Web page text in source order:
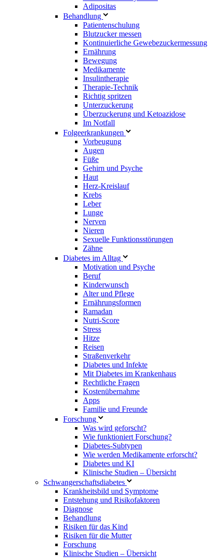
Adipositas
Behandlung
Patientenschulung
Blutzucker messen
Kontinuierliche Gewebezuckermessung
Ernährung
Bewegung
Medikamente
Insulintherapie
Therapie-Technik
Richtig spritzen
Unterzuckerung
Überzuckerung und Ketoazidose
Im Notfall
Folgeerkrankungen
Vorbeugung
Augen
Füße
Gehirn und Psyche
Haut
Herz-Kreislauf
Krebs
Leber
Lunge
Nerven
Nieren
Sexuelle Funktionsstörungen
Zähne
Diabetes im Alltag
Motivation und Psyche
Beruf
Kinderwunsch
Alter und Pflege
Ernährungsformen
Ramadan
Nutri-Score
Stress
Hitze
Reisen
Straßenverkehr
Diabetes und Infekte
Mit Diabetes im Krankenhaus
Rechtliche Fragen
Kostenübernahme
Apps
Familie und Freunde
Forschung
Was wird geforscht?
Wie funktioniert Forschung?
Diabetes-Subtypen
Wie werden Medikamente erforscht?
Diabetes und KI
Klinische Studien – Übersicht
Schwangerschaftsdiabetes
Krankheitsbild und Symptome
Entstehung und Risikofaktoren
Diagnose
Behandlung
Risiken für das Kind
Risiken für die Mutter
Forschung
Klinische Studien – Übersicht